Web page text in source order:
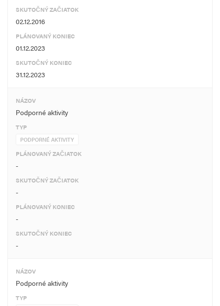
SKUTOČNÝ ZAČIATOK
02.12.2016
PLÁNOVANÝ KONIEC
01.12.2023
SKUTOČNÝ KONIEC
31.12.2023
NÁZOV
Podporné aktivity
TYP
PODPORNÉ AKTIVITY
PLÁNOVANÝ ZAČIATOK
-
SKUTOČNÝ ZAČIATOK
-
PLÁNOVANÝ KONIEC
-
SKUTOČNÝ KONIEC
-
NÁZOV
Podporné aktivity
TYP